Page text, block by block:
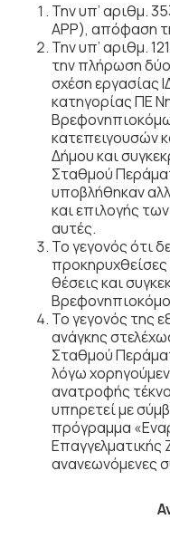
Την υπ’ αριθμ.
ΑΡΡ), απόφαση
Την υπ’ αριθμ.
την πλήρωση
σχέση εργασίας
κατηγορίας ΠΕ
κατεπειγουσών
Δήμου και
Σταθμού
υποβλήθηκαν
και επιλογής
αυτές.
Το γεγονός ότι
θέσεις και
Το γεγονός της
ανάγκης
Σταθμού
λόγω
ανατροφής
υπηρετεί με
πρόγραμμα
ανανεωνόμενες